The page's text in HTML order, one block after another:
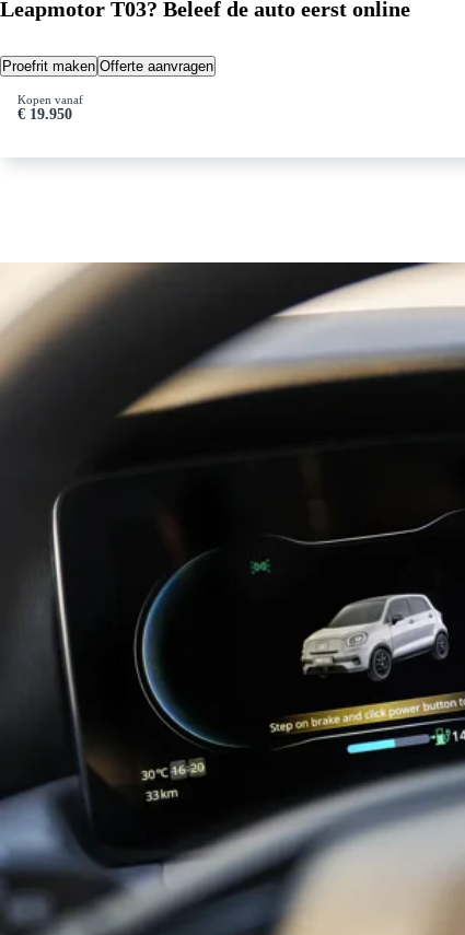
Leapmotor T03? Beleef de auto eerst online
Proefrit maken Offerte aanvragen
Kopen vanaf
€ 19.950